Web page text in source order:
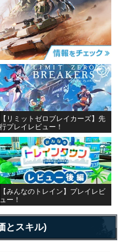
【リミットゼロブレイカーズ】先
行プレイレビュー！
【みんなのトレイン】プレイレビ
ュー！
とスキル)